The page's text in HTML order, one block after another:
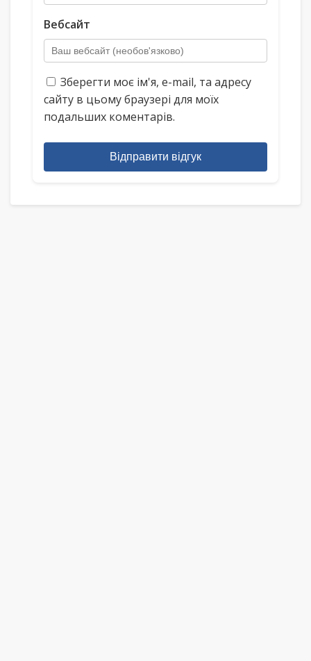
Вебсайт
Зберегти моє ім'я, e-mail, та адресу
сайту в цьому браузері для моїх
подальших коментарів.
Відправити відгук